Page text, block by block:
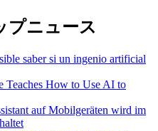
プニュース
saber si un ingenio artificial
Teaches How to Use AI to
auf Mobilgeräten wird im